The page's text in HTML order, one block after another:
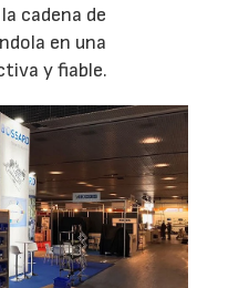
cadena de
en una
y fiable.